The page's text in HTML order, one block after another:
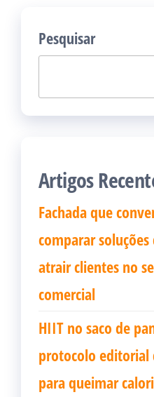
Pesquisar
Artigos
Fachada que
comparar
atrair clientes no
comercial
HIIT no saco de
protocolo editorial
para queimar